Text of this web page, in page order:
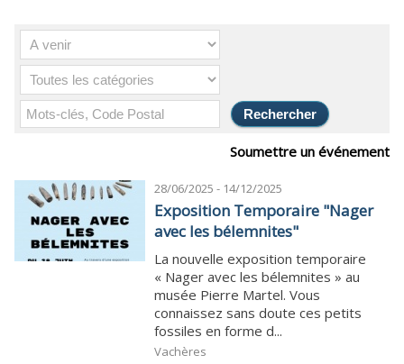
Soumettre un événement
28/06/2025 - 14/12/2025
Exposition Temporaire "Nager
avec les bélemnites"
La nouvelle exposition temporaire
« Nager avec les bélemnites » au
musée Pierre Martel. Vous
connaissez sans doute ces petits
fossiles en forme d...
Vachères